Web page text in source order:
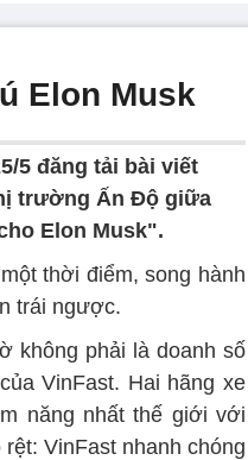
Elon Musk
5 đăng tải bài viết
trường Ấn Độ giữa
Elon Musk".
thời điểm, song hành
trái ngược.
không phải là doanh số
VinFast. Hai hãng xe
năng nhất thế giới với
VinFast nhanh chóng